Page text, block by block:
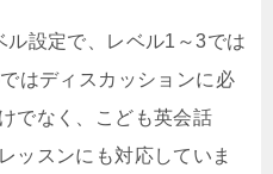
設定で、レベル1～3では
はディスカッションに必
でなく、こども英会話
ッスンにも対応していま